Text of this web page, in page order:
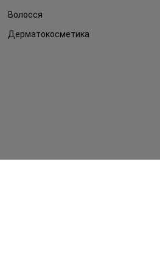
Волосся
Дерматокосметика